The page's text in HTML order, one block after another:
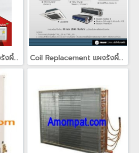
Coil Replacement แผงรังผึ้ง แผงคอยล์สำหรับเครื่องปรับอากาศเทรน TRANE(copy)(copy)(copy) Coil Replacement แผงรังผึ้ง แผงคอยล์สำหรับเครื่องปรับอากาศเทรน TRANE(copy)(copy)(copy)